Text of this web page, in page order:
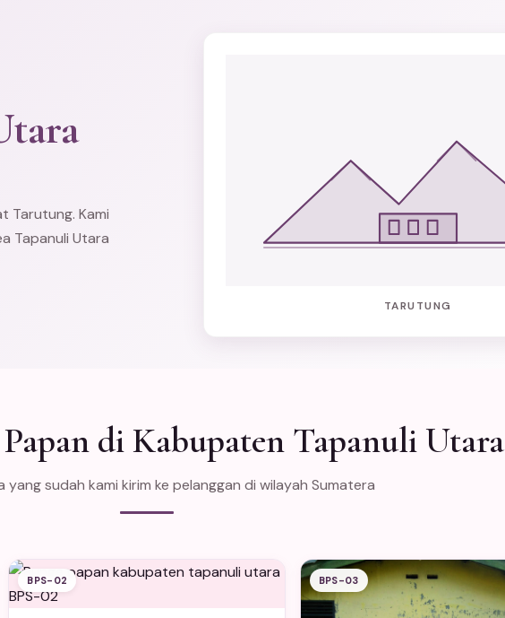
Tarutung. Kami
Tapanuli Utara
TARUTUNG
di Kabupaten Tapanuli Utara
yang sudah kami kirim ke pelanggan di wilayah Sumatera
BPS-02 BPS-03